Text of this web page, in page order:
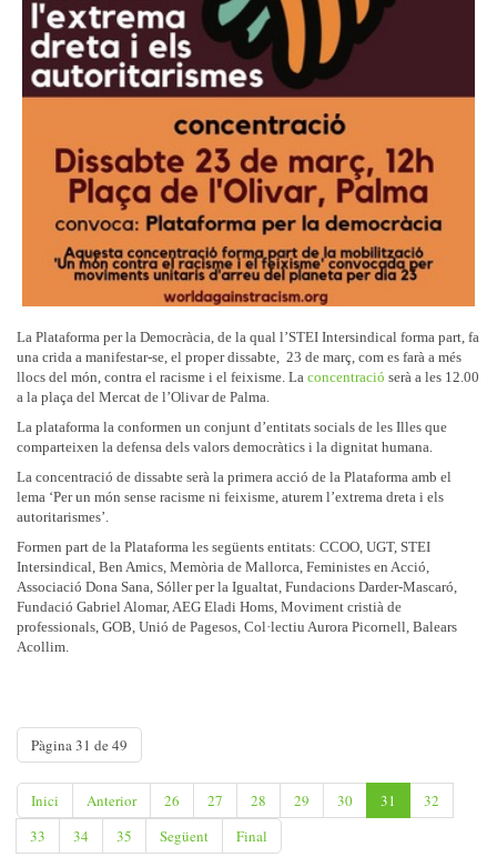
La Plataforma per la Democràcia, de la qual l’STEI Intersindical forma part, fa
una crida a manifestar-se, el proper dissabte, 23 de març, com es farà a més
llocs del món, contra el racisme i el feixisme. La concentració serà a les 12.00
a la plaça del Mercat de l’Olivar de Palma.
La plataforma la conformen un conjunt d’entitats socials de les Illes que
comparteixen la defensa dels valors democràtics i la dignitat humana.
La concentració de dissabte serà la primera acció de la Plataforma amb el
lema ‘Per un món sense racisme ni feixisme, aturem l’extrema dreta i els
autoritarismes’.
Formen part de la Plataforma les següents entitats: CCOO, UGT, STEI
Intersindical, Ben Amics, Memòria de Mallorca, Feministes en Acció,
Associació Dona Sana, Sóller per la Igualtat, Fundacions Darder-Mascaró,
Fundació Gabriel Alomar, AEG Eladi Homs, Moviment cristià de
professionals, GOB, Unió de Pagesos, Col·lectiu Aurora Picornell, Balears
Acollim.
Pàgina 31 de 49
Inici Anterior 26 27 28 29 30 31
32
33
34 35 Següent Final